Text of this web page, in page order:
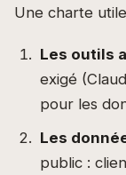
Une charte
Les outils
exigé
pour les
Les
public :